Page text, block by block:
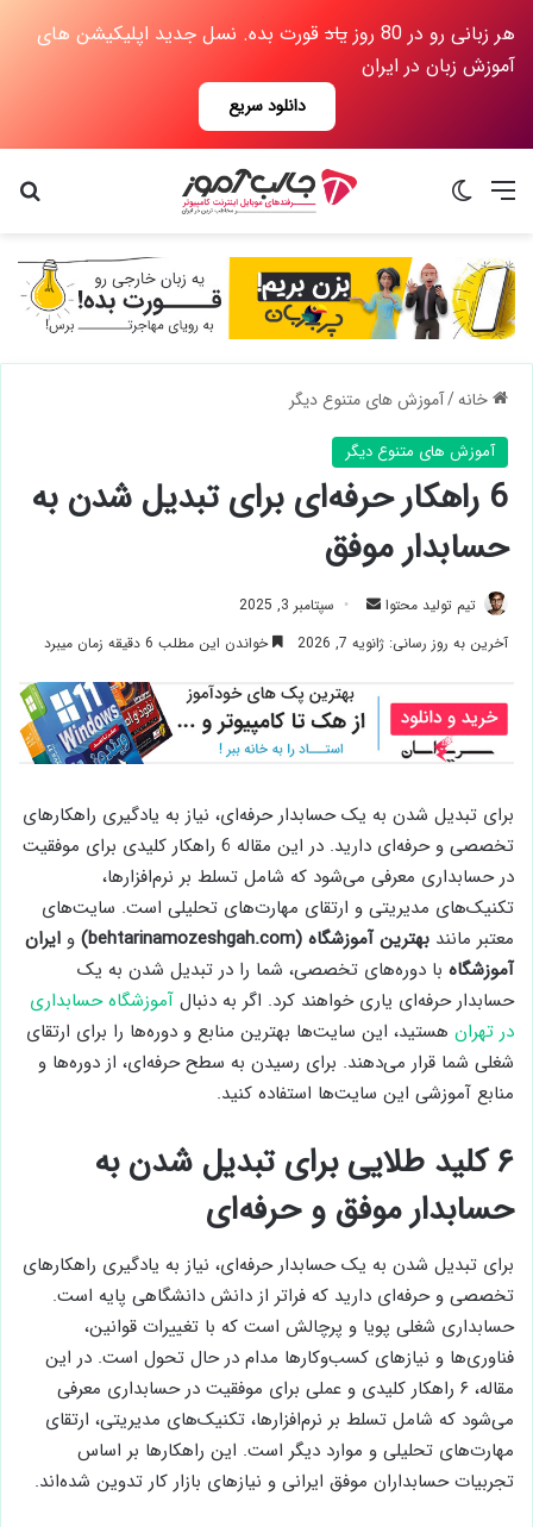
هر زبانی رو در 80 روز یاد قورت بده. نسل جدید اپلیکیشن های
آموزش زبان در ایران
دانلود سریع
منو
خانه/آموزش های متنوع دیگر
آموزش های متنوع دیگر
6 راهکار حرفه‌ای برای تبدیل شدن به
حسابدار موفق
تیم تولید محتوا
ارسال
ایمیل
سپتامبر 3, 2025
آخرین به روز رسانی: ژانویه 7, 2026
خواندن این مطلب 6 دقیقه زمان میبرد
برای تبدیل شدن به یک حسابدار حرفه‌ای، نیاز به یادگیری راهکارهای
تخصصی و حرفه‌ای دارید. در این مقاله 6 راهکار کلیدی برای موفقیت
در حسابداری معرفی می‌شود که شامل تسلط بر نرم‌افزارها،
تکنیک‌های مدیریتی و ارتقای مهارت‌های تحلیلی است. سایت‌های
معتبر مانند بهترین آموزشگاه (behtarinamozeshgah.com) و ایران
آموزشگاه با دوره‌های تخصصی، شما را در تبدیل شدن به یک
حسابدار حرفه‌ای یاری خواهند کرد. اگر به دنبال آموزشگاه حسابداری
در تهران هستید، این سایت‌ها بهترین منابع و دوره‌ها را برای ارتقای
شغلی شما قرار می‌دهند. برای رسیدن به سطح حرفه‌ای، از دوره‌ها و
منابع آموزشی این سایت‌ها استفاده کنید.
۶ کلید طلایی برای تبدیل شدن به
حسابدار موفق و حرفه‌ای
برای تبدیل شدن به یک حسابدار حرفه‌ای، نیاز به یادگیری راهکارهای
تخصصی و حرفه‌ای دارید که فراتر از دانش دانشگاهی پایه است.
حسابداری شغلی پویا و پرچالش است که با تغییرات قوانین،
فناوری‌ها و نیازهای کسب‌وکارها مدام در حال تحول است. در این
مقاله، ۶ راهکار کلیدی و عملی برای موفقیت در حسابداری معرفی
می‌شود که شامل تسلط بر نرم‌افزارها، تکنیک‌های مدیریتی، ارتقای
مهارت‌های تحلیلی و موارد دیگر است. این راهکارها بر اساس
تجربیات حسابداران موفق ایرانی و نیازهای بازار کار تدوین شده‌اند.